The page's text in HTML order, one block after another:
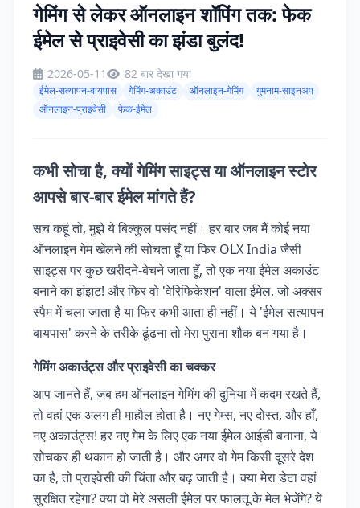
गेमिंग से लेकर ऑनलाइन शॉपिंग तक: फेक
ईमेल से प्राइवेसी का झंडा बुलंद!
2026-05-11 82 बार देखा गया
ईमेल-सत्यापन-बायपास गेमिंग-अकाउंट ऑनलाइन-गेमिंग
गुमनाम-साइनअप
ऑनलाइन-प्राइवेसी
फेक-ईमेल
कभी सोचा है, क्यों गेमिंग साइट्स या ऑनलाइन स्टोर
आपसे बार-बार ईमेल मांगते हैं?
सच कहूं तो, मुझे ये बिल्कुल पसंद नहीं। हर बार जब मैं कोई नया
ऑनलाइन गेम खेलने की सोचता हूँ या फिर OLX India जैसी
साइट्स पर कुछ खरीदने-बेचने जाता हूँ, तो एक नया ईमेल अकाउंट
बनाने का झंझट! और फिर वो 'वेरिफिकेशन' वाला ईमेल, जो अक्सर
स्पैम में चला जाता है या फिर कभी आता ही नहीं। ये 'ईमेल सत्यापन
बायपास' करने के तरीके ढूंढना तो मेरा पुराना शौक बन गया है।
गेमिंग अकाउंट्स और प्राइवेसी का चक्कर
आप जानते हैं, जब हम ऑनलाइन गेमिंग की दुनिया में कदम रखते हैं,
तो वहां एक अलग ही माहौल होता है। नए गेम्स, नए दोस्त, और हाँ,
नए अकाउंट्स! हर नए गेम के लिए एक नया ईमेल आईडी बनाना, ये
सोचकर ही थकान हो जाती है। और अगर वो गेम किसी दूसरे देश
का है, तो प्राइवेसी की चिंता और बढ़ जाती है। क्या मेरा डेटा वहां
सुरक्षित रहेगा? क्या वो मेरे असली ईमेल पर फालतू के मेल भेजेंगे? ये